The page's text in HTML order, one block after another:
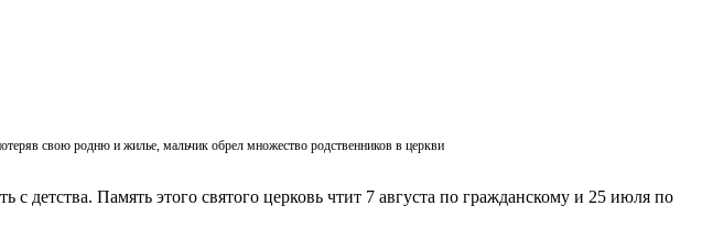
свою родню и жилье, мальчик обрел множество родственников в церкви
детства. Память этого святого церковь чтит 7 августа по гражданскому и 25 июля по